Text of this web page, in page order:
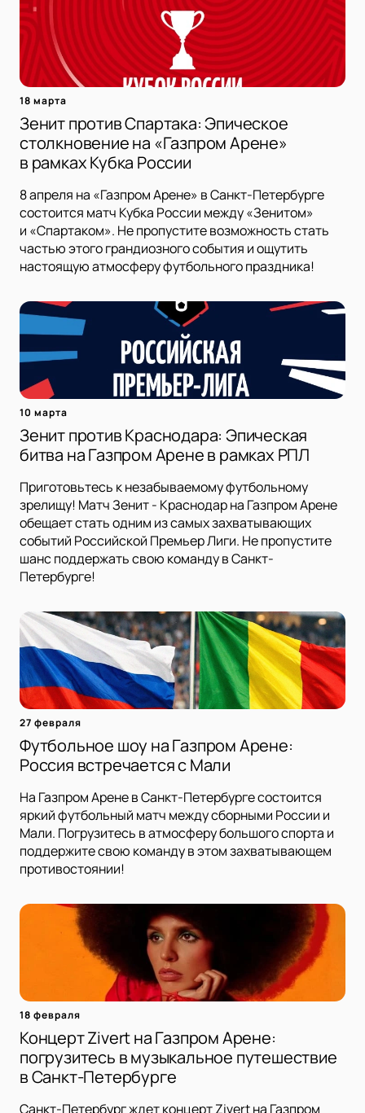
18 марта
Зенит против Спартака: Эпическое
столкновение на «Газпром Арене»
в рамках Кубка России
8 апреля на «Газпром Арене» в Санкт-Петербурге
состоится матч Кубка России между «Зенитом»
и «Спартаком». Не пропустите возможность стать
частью этого грандиозного события и ощутить
настоящую атмосферу футбольного праздника!
10 марта
Зенит против Краснодара: Эпическая
битва на Газпром Арене в рамках РПЛ
Приготовьтесь к незабываемому футбольному
зрелищу! Матч Зенит - Краснодар на Газпром Арене
обещает стать одним из самых захватывающих
событий Российской Премьер Лиги. Не пропустите
шанс поддержать свою команду в Санкт-
Петербурге!
27 февраля
Футбольное шоу на Газпром Арене:
Россия встречается с Мали
На Газпром Арене в Санкт-Петербурге состоится
яркий футбольный матч между сборными России и
Мали. Погрузитесь в атмосферу большого спорта и
поддержите свою команду в этом захватывающем
противостоянии!
18 февраля
Концерт Zivert на Газпром Арене:
погрузитесь в музыкальное путешествие
в Санкт-Петербурге
Санкт-Петербург ждет концерт Zivert на Газпром